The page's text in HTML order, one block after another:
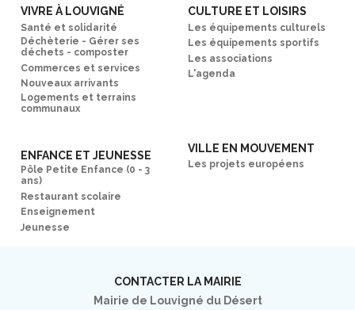
VIVRE À LOUVIGNÉ
Santé et solidarité
Déchèterie - Gérer ses
déchets - composter
Commerces et services
Nouveaux arrivants
Logements et terrains
communaux
CULTURE ET LOISIRS
Les équipements culturels
Les équipements sportifs
Les associations
L'agenda
ENFANCE ET JEUNESSE
Pôle Petite Enfance (0 - 3
ans)
Restaurant scolaire
Enseignement
Jeunesse
VILLE EN MOUVEMENT
Les projets européens
CONTACTER LA MAIRIE
Mairie de Louvigné du Désert